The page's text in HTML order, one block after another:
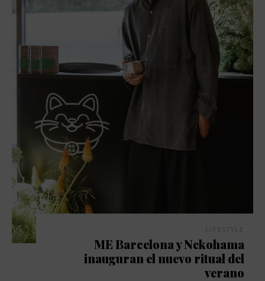
LIFESTYLE
ME Barcelona y Nekohama
inauguran el nuevo ritual del
verano